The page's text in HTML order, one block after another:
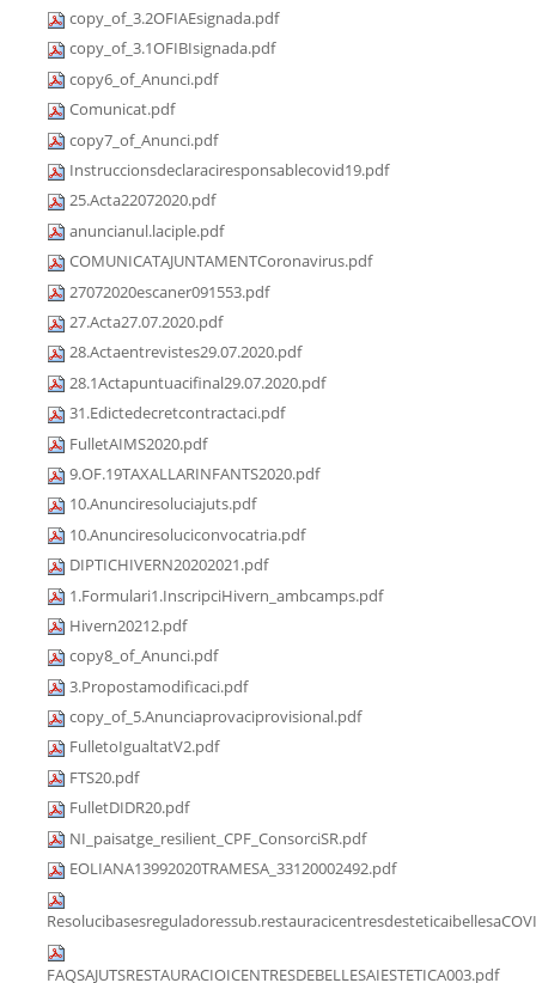
copy_of_3.2OFIAEsignada.pdf
copy_of_3.1OFIBIsignada.pdf
copy6_of_Anunci.pdf
Comunicat.pdf
copy7_of_Anunci.pdf
Instruccionsdeclaraciresponsablecovid19.pdf
25.Acta22072020.pdf
anuncianul.laciple.pdf
COMUNICATAJUNTAMENTCoronavirus.pdf
27072020escaner091553.pdf
27.Acta27.07.2020.pdf
28.Actaentrevistes29.07.2020.pdf
28.1Actapuntuacifinal29.07.2020.pdf
31.Edictedecretcontractaci.pdf
FulletAIMS2020.pdf
9.OF.19TAXALLARINFANTS2020.pdf
10.Anunciresoluciajuts.pdf
10.Anunciresoluciconvocatria.pdf
DIPTICHIVERN20202021.pdf
1.Formulari1.InscripciHivern_ambcamps.pdf
Hivern20212.pdf
copy8_of_Anunci.pdf
3.Propostamodificaci.pdf
copy_of_5.Anunciaprovaciprovisional.pdf
FulletoIgualtatV2.pdf
FTS20.pdf
FulletDIDR20.pdf
NI_paisatge_resilient_CPF_ConsorciSR.pdf
EOLIANA13992020TRAMESA_33120002492.pdf
FAQSAJUTSRESTAURACIOICENTRESDEBELLESAIESTETICA003.pdf